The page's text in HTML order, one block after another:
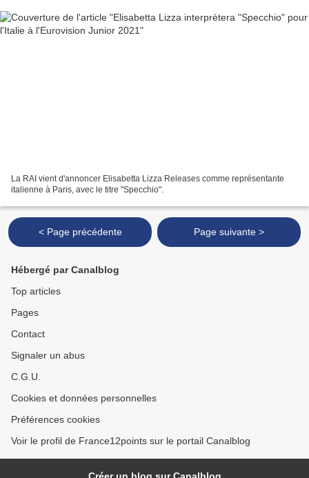
La RAI vient d'annoncer Elisabetta Lizza Releases comme représentante
italienne à Paris, avec le titre "Specchio".
< Page précédente Page suivante >
Hébergé par Canalblog
Top articles
Pages
Contact
Signaler un abus
C.G.U.
Cookies et données personnelles
Préférences cookies
Voir le profil de France12points sur le portail Canalblog